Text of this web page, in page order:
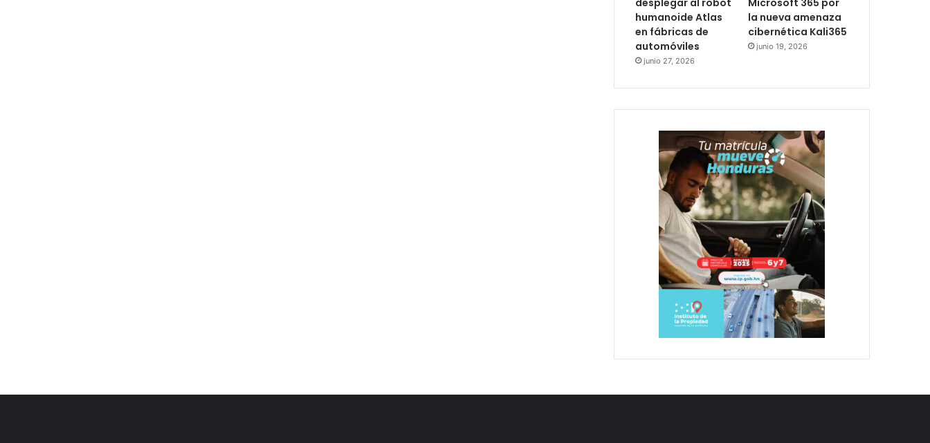
desplegar al robot
humanoide Atlas
en fábricas de
automóviles
junio 27, 2026
Microsoft 365 por
la nueva amenaza
cibernética Kali365
junio 19, 2026